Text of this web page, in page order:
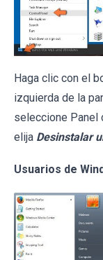
Haga clic con el
izquierda de la
seleccione Panel
elija Desinstalar
Usuarios de